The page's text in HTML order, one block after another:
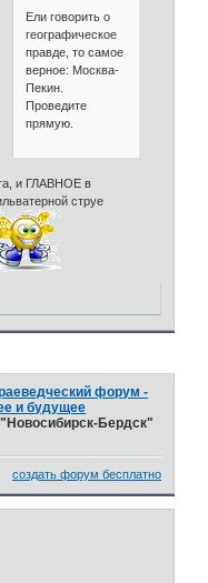
Ели говорить о
географическое
правде, то самое
верное: Москва-
Пекин.
Проведите
прямую.
и ГЛАВНОЕ в
струе
форум -
и будущее
Бердск"
создать форум бесплатно